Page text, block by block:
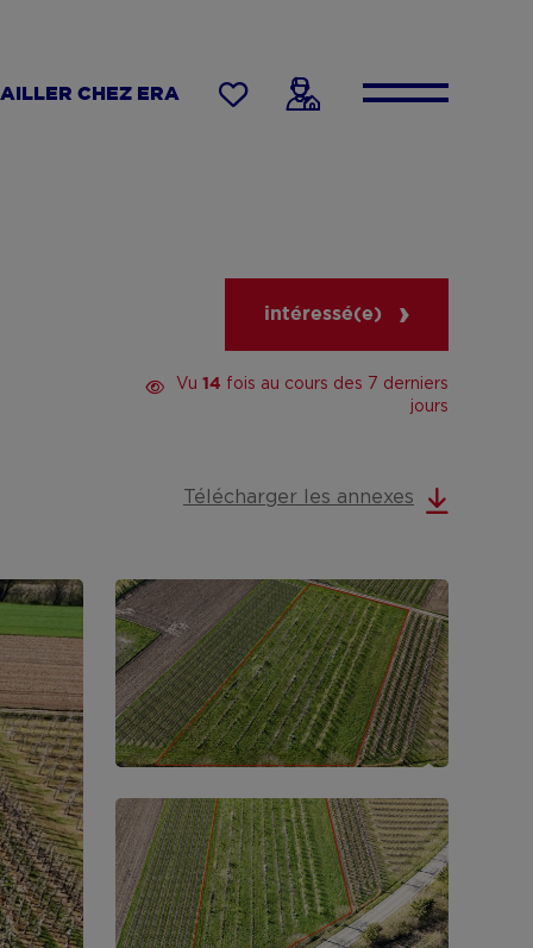
CHEZ ERA
intéressé(e)
Vu 14 fois au cours des 7 derniers
jours
Télécharger les annexes